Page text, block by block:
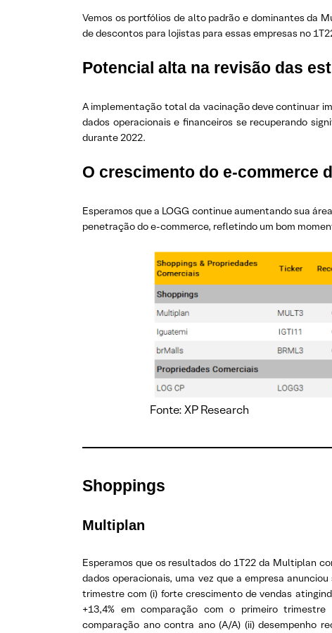
Vemos os portfólios de alto padrão e dominantes da
de descontos para lojistas para essas empresas no
Potencial alta na revisão das
A implementação total da vacinação deve continuar
dados operacionais e financeiros se recuperando
durante 2022.
O crescimento do e-commerce
Esperamos que a LOGG continue aumentando sua
penetração do e-commerce, refletindo um bom
Fonte: XP Research
Shoppings
Multiplan
Esperamos que os resultados do 1T22 da Multiplan
dados operacionais, uma vez que a empresa
trimestre com (i) forte crescimento de vendas
+13,4% em comparação com o primeiro
comparação ano contra ano (A/A) (ii) desempenho